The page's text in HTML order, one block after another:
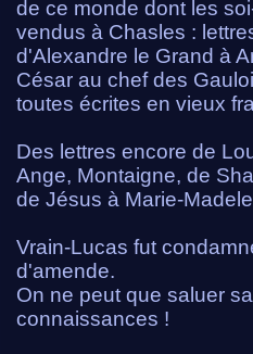
de ce monde dont les
vendus à Chasles :
d'Alexandre le Grand à
César au chef des
toutes écrites en vieux
Des lettres encore de
Ange, Montaigne, de
de Jésus à Marie-
Vrain-Lucas fut
d'amende.
On ne peut que saluer
connaissances !